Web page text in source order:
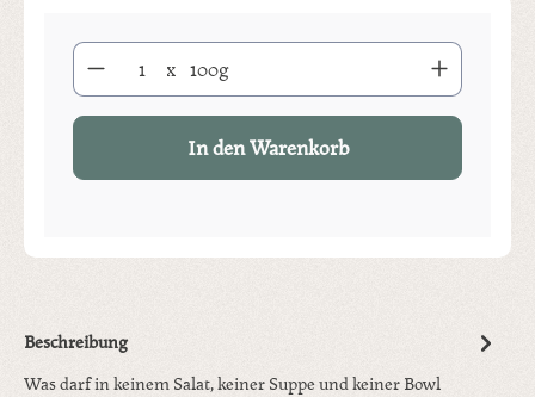
Produkt Anzahl: Gib den gewünschten Wert ein oder benutze
x 100g
In den Warenkorb
Beschreibung
Was darf in keinem Salat, keiner Suppe und keiner Bowl